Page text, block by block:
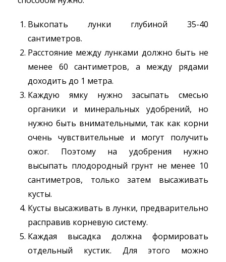
Выкопать лунки глубиной 35-40
сантиметров.
Расстояние между лунками должно быть не
менее 60 сантиметров, а между рядами
доходить до 1 метра.
Каждую ямку нужно засыпать смесью
органики и минеральных удобрений, но
нужно быть внимательными, так как корни
очень чувствительные и могут получить
ожог. Поэтому на удобрения нужно
высыпать плодородный грунт не менее 10
сантиметров, только затем высаживать
кусты.
Кусты высаживать в лунки, предварительно
расправив корневую систему.
Каждая высадка должна формировать
отдельный кустик. Для этого можно